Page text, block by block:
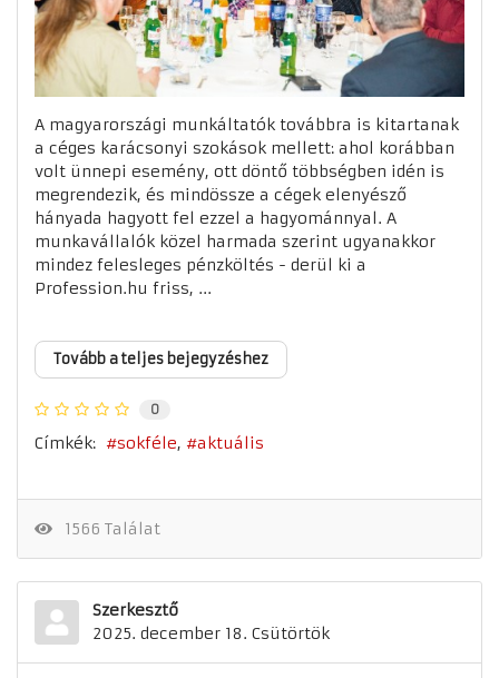
A magyarországi munkáltatók továbbra is kitartanak
a céges karácsonyi szokások mellett: ahol korábban
volt ünnepi esemény, ott döntő többségben idén is
megrendezik, és mindössze a cégek elenyésző
hányada hagyott fel ezzel a hagyománnyal. A
munkavállalók közel harmada szerint ugyanakkor
mindez felesleges pénzköltés - derül ki a
Profession.hu friss, ...
Tovább a teljes bejegyzéshez
0
Címkék: sokféle aktuális
1566 Találat
Szerkesztő
2025. december 18. Csütörtök